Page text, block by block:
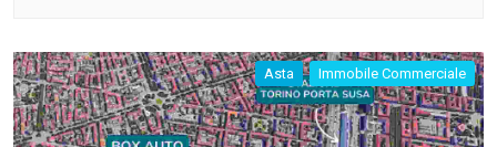
Asta Immobile Commerciale